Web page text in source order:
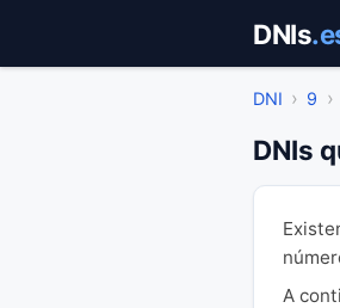
contenido
DNIs
DNI 9
DNIs
A